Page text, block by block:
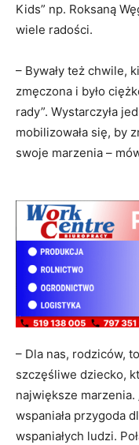
Kids” np. Roksaną
wiele radości.
– Bywały też chwile,
zmęczona i było
rady”. Wystarczyła
mobilizowała się, by
swoje marzenia –
– Dla nas, rodziców,
szczęśliwe dziecko,
największe
wspaniała przygoda
wspaniałych ludzi.